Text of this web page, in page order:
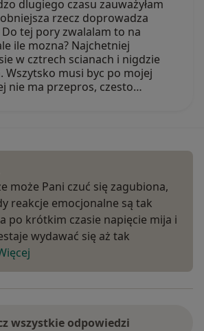
dlugiego czasu zauważyłam
rzecz doprowadza
Do tej pory zwalalam to na
ile mozna? Najchetniej
w cztrech scianach i nigdzie
Wszytsko musi byc po mojej
nie ma przepros, czesto…
może Pani czuć się zagubiona,
reakcje emocjonalne są tak
po krótkim czasie napięcie mija i
wydawać się aż tak
wszystkie odpowiedzi